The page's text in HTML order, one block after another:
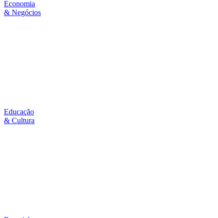
Economia
& Negócios
Educação
& Cultura